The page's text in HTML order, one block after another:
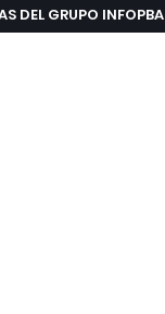
DEL GRUPO INFOPBA